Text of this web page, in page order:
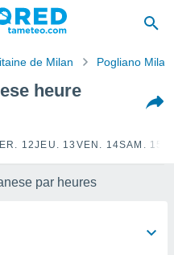
de Milan Pogliano
heure
12JEU. 13 VEN. 14SAM. 15
par heures